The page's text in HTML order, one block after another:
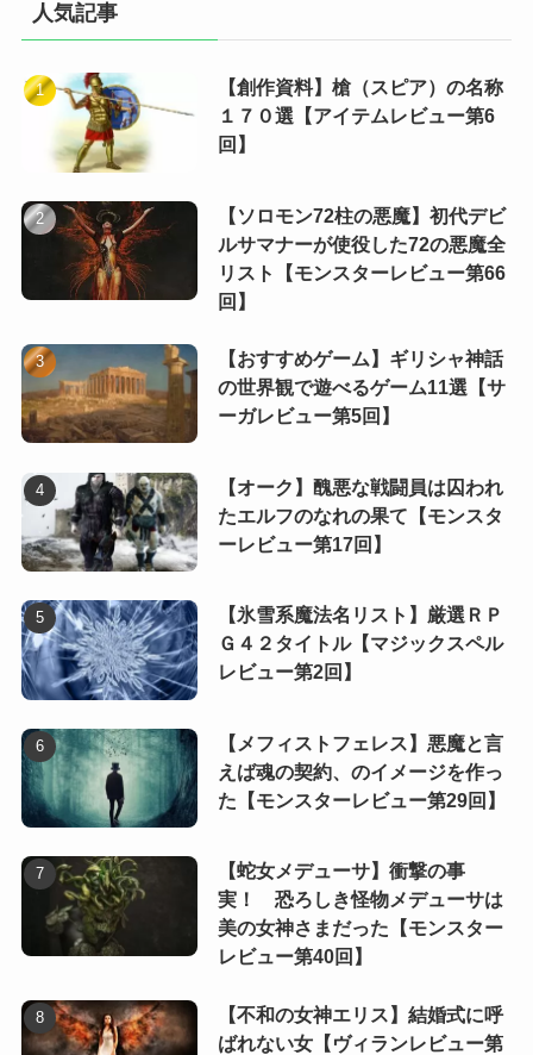
人気記事
【創作資料】槍（スピア）の名称
１７０選【アイテムレビュー第6
回】
【ソロモン72柱の悪魔】初代デビ
ルサマナーが使役した72の悪魔全
リスト【モンスターレビュー第66
回】
【おすすめゲーム】ギリシャ神話
の世界観で遊べるゲーム11選【サ
ーガレビュー第5回】
【オーク】醜悪な戦闘員は囚われ
たエルフのなれの果て【モンスタ
ーレビュー第17回】
【氷雪系魔法名リスト】厳選ＲＰ
Ｇ４２タイトル【マジックスペル
レビュー第2回】
【メフィストフェレス】悪魔と言
えば魂の契約、のイメージを作っ
た【モンスターレビュー第29回】
【蛇女メデューサ】衝撃の事
実！ 恐ろしき怪物メデューサは
美の女神さまだった【モンスター
レビュー第40回】
【不和の女神エリス】結婚式に呼
ばれない女【ヴィランレビュー第